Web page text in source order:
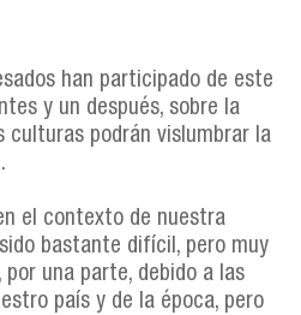
han participado de este
y un después, sobre la
podrán vislumbrar la
el contexto de nuestra
bastante difícil, pero muy
por una parte, debido a las
país y de la época, pero